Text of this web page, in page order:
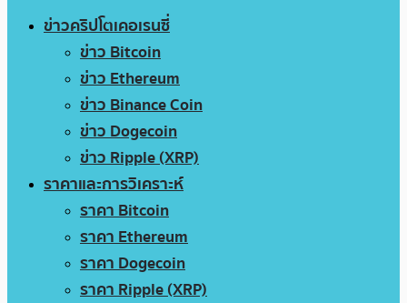
ข่าวคริปโตเคอเรนซี่
ข่าว Bitcoin
ข่าว Ethereum
ข่าว Binance Coin
ข่าว Dogecoin
ข่าว Ripple (XRP)
ราคาและการวิเคราะห์
ราคา Bitcoin
ราคา Ethereum
ราคา Dogecoin
ราคา Ripple (XRP)